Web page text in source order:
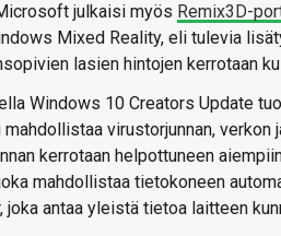
julkaisi myös Remix3D-
Mixed Reality, eli tulevia
lasien hintojen kerrotaan
Windows 10 Creators Update
mahdollistaa virustorjunnan,
kerrotaan helpottuneen
mahdollistaa tietokoneen
joka antaa yleistä tietoa laitteen